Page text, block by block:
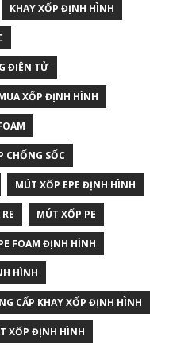
KHAY XỐP ĐỊNH HÌNH
ĐIỆN TỬ
XỐP ĐỊNH HÌNH
CHỐNG SỐC
MÚT XỐP EPE ĐỊNH HÌNH
MÚT XỐP PE
FOAM ĐỊNH HÌNH
HÌNH
CẤP KHAY XỐP ĐỊNH HÌNH
XỐP ĐỊNH HÌNH